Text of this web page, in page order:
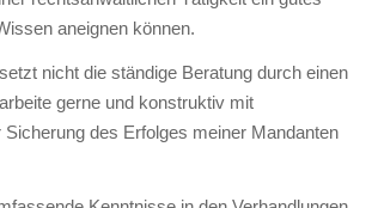
aneignen können.
nicht die ständige Beratung durch einen
gerne und konstruktiv mit
Sicherung des Erfolges meiner Mandanten